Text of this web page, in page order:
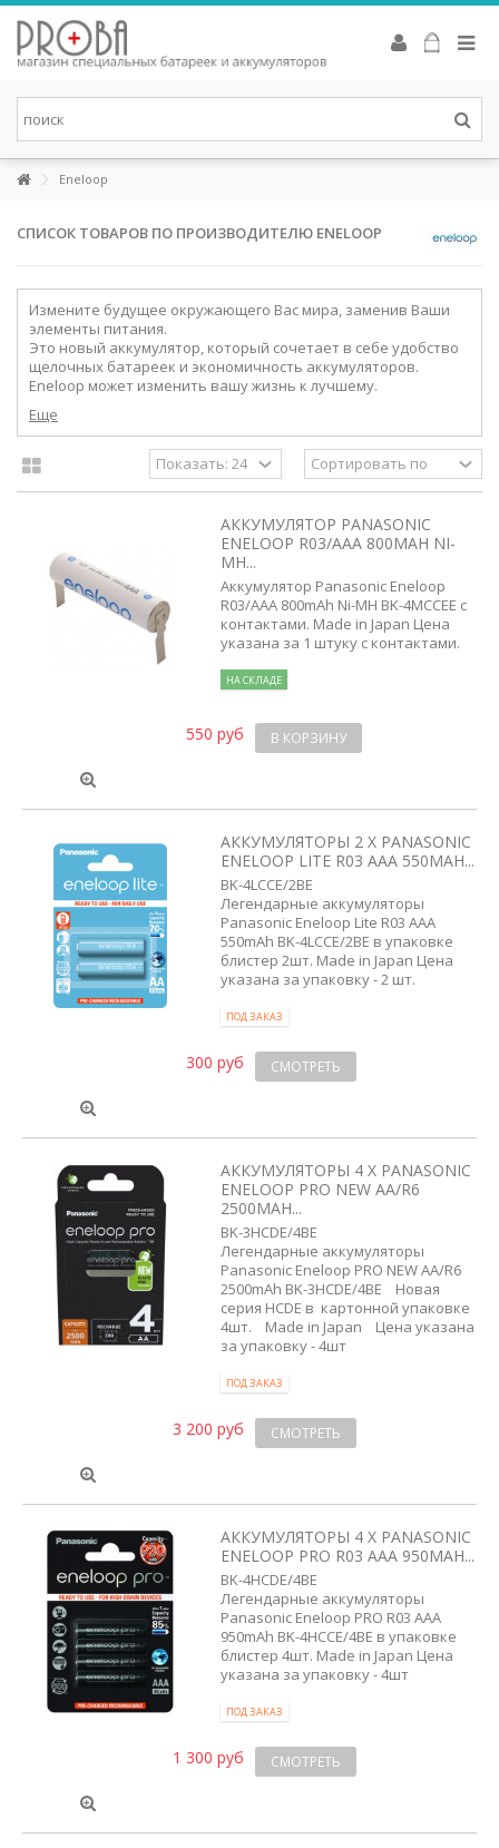
Аккумуляторы Eneloop
Это новые аккумуляторы, которые сочетают в себе удобство
зарядка аккумуляторов производится от солнечных батарей в
соответствии с системой «зеленых» сертификатов (Green Power
Certifi cation System).
Батарейки для слуховых аппаратов
разработаны специально для последних высокоэффективных
устройств. Батарейки Rayovac для слухового аппарата
объединяют в себе повышенную мощность с эко-сознательным
процессом производства, в том числе: не содержат ртути и
упакованы в переработанные упаковки.
Eneloop
СПИСОК ТОВАРОВ ПО ПРОИЗВОДИТЕЛЮ ENELOOP
Измените будущее окружающего Вас мира, заменив Ваши
элементы питания.
Это новый аккумулятор, который сочетает в себе удобство
щелочных батареек и экономичность аккумуляторов.
Eneloop может изменить вашу жизнь к лучшему.
Еще
АККУМУЛЯТОР PANASONIC
ENELOOP R03/AAA 800MAH NI-
MH...
Аккумулятор Panasonic Eneloop
R03/AAA 800mAh Ni-MH BK-4MCCEE с
контактами. Made in Japan Цена
указана за 1 штуку с контактами.
НА СКЛАДЕ
550 руб В КОРЗИНУ
АККУМУЛЯТОРЫ 2 X PANASONIC
ENELOOP LITE R03 AAA 550MAH...
BK-4LCCE/2BE
Легендарные аккумуляторы
Panasonic Eneloop Lite R03 AAA
550mAh BK-4LCCE/2BE в упаковке
блистер 2шт. Made in Japan Цена
указана за упаковку - 2 шт.
ПОД ЗАКАЗ
300 руб СМОТРЕТЬ
АККУМУЛЯТОРЫ 4 X PANASONIC
ENELOOP PRO NEW AA/R6
2500MAH...
BK-3HCDE/4BE
Легендарные аккумуляторы
Panasonic Eneloop PRO NEW AA/R6
2500mAh BK-3HCDE/4BE Новая
серия HCDE в картонной упаковке
4шт. Made in Japan Цена указана
за упаковку - 4шт
ПОД ЗАКАЗ
3 200 руб СМОТРЕТЬ
АККУМУЛЯТОРЫ 4 X PANASONIC
ENELOOP PRO R03 AAA 950MAH...
BK-4HCDE/4BE
Легендарные аккумуляторы
Panasonic Eneloop PRO R03 AAA
950mAh BK-4HCCE/4BE в упаковке
блистер 4шт. Made in Japan Цена
указана за упаковку - 4шт
ПОД ЗАКАЗ
1 300 руб СМОТРЕТЬ